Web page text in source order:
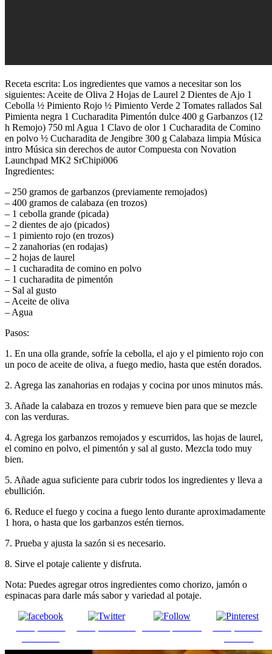
Receta escrita: Los ingredientes que vamos a necesitar son los
siguientes: Aceite de Oliva 2 Hojas de Laurel 2 Dientes de Ajo 1
Cebolla ½ Pimiento Rojo ½ Pimiento Verde 2 Tomates rallados Sal
Pimienta negra 1 Cucharadita Pimentón dulce 400 g Garbanzos (12
h Remojo) 750 ml Agua 1 Clavo de olor 1 Cucharadita de Comino
en polvo ½ Cucharadita de Jengibre 300 g Calabaza limpia Música
intro Música sin derechos de autor Compuesta con Novation
Launchpad MK2 SrChipi006
Ingredientes:
– 250 gramos de garbanzos (previamente remojados)
– 400 gramos de calabaza (en trozos)
– 1 cebolla grande (picada)
– 2 dientes de ajo (picados)
– 1 pimiento rojo (en trozos)
– 2 zanahorias (en rodajas)
– 2 hojas de laurel
– 1 cucharadita de comino en polvo
– 1 cucharadita de pimentón
– Sal al gusto
– Aceite de oliva
– Agua
Pasos:
1. En una olla grande, sofríe la cebolla, el ajo y el pimiento rojo con
un poco de aceite de oliva, a fuego medio, hasta que estén dorados.
2. Agrega las zanahorias en rodajas y cocina por unos minutos más.
3. Añade la calabaza en trozos y remueve bien para que se mezcle
con las verduras.
4. Agrega los garbanzos remojados y escurridos, las hojas de laurel,
el comino en polvo, el pimentón y sal al gusto. Mezcla todo muy
bien.
5. Añade agua suficiente para cubrir todos los ingredientes y lleva a
ebullición.
6. Reduce el fuego y cocina a fuego lento durante aproximadamente
1 hora, o hasta que los garbanzos estén tiernos.
7. Prueba y ajusta la sazón si es necesario.
8. Sirve el potaje caliente y disfruta.
Nota: Puedes agregar otros ingredientes como chorizo, jamón o
espinacas para darle más sabor y variedad al potaje.